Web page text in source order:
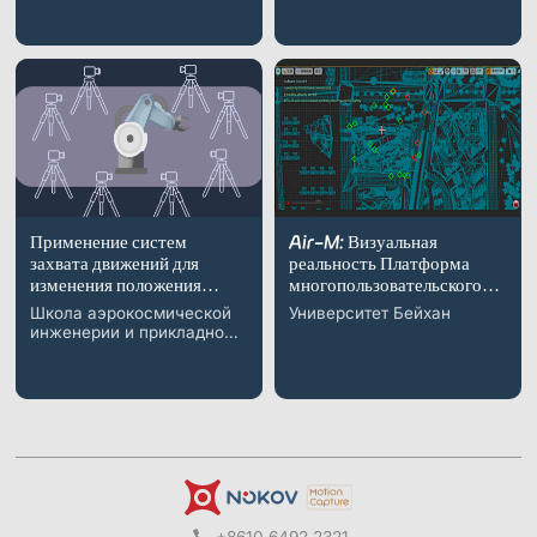
Применение систем
захвата движений для
изменения положения
суставов робота и
калибровки
Школа аэрокосмической
инженерии и прикладной
Air-M: Визуальная
реальность Платформа
многопользовательского
обучения с подкреплением
для больших беспилотных
Университет Бейхан